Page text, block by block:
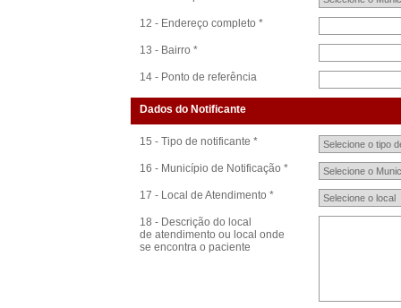
12 - Endereço completo *
13 - Bairro *
14 - Ponto de referência
Dados do Notificante
15 - Tipo de notificante *
16 - Município de Notificação *
17 - Local de Atendimento *
18 - Descrição do local
de atendimento ou local onde
se encontra o paciente